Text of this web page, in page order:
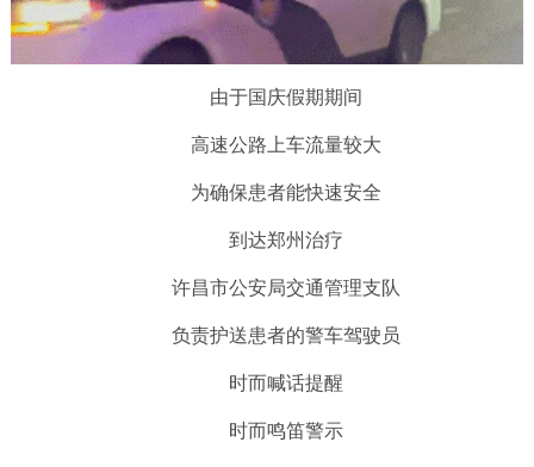
由于国庆假期期间
高速公路上车流量较大
为确保患者能快速安全
到达郑州治疗
许昌市公安局交通管理支队
负责护送患者的警车驾驶员
时而喊话提醒
时而鸣笛警示